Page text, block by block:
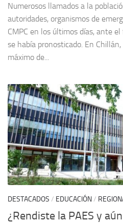
Numerosos llamados a la
autoridades, organismos de
CMPC en los últimos días, ante
se había pronosticado. En
máximo de...
DESTACADOS / EDUCACIÓN/
¿Rendiste la PAES y